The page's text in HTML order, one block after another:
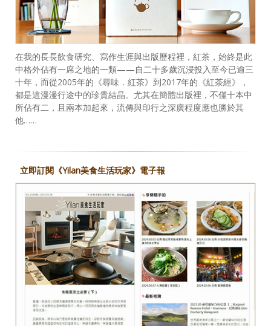
在我的長長飲食研究、寫作生涯與出版歷程裡，紅茶，始終是此
中格外佔有一席之地的一類——自二十多歲沉浸投入至今已逾三
十年，而從2005年的《尋味．紅茶》到2017年的《紅茶經》，
都是這漫漫行途中的珍貴結晶。尤其在簡體出版裡，不僅十本中
所佔有二，且兩本加起來，流傳與印行之深廣程度應也勝於其
他……
立即訂閱《Yilan美食生活玩家》電子報